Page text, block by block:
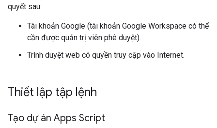
quyết sau:
Tài khoản Google (tài khoản Google Workspace có thể
cần được quản trị viên phê duyệt).
Trình duyệt web có quyền truy cập vào Internet.
Thiết lập tập lệnh
Tạo dự án Apps Script